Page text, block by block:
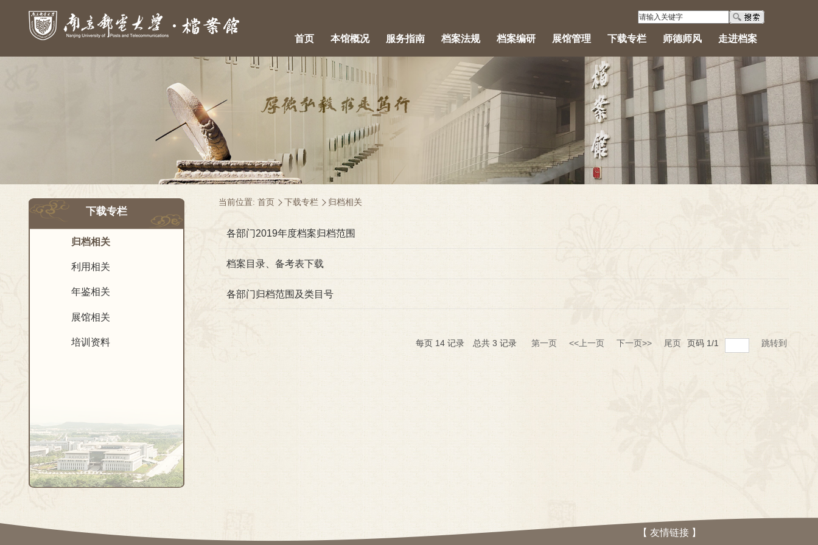
首页 本馆概况 服务指南 档案法规 档案编研 展馆管理 下载专栏 师德师风 走进档案
下载专栏
归档相关
利用相关
年鉴相关
展馆相关
培训资料
当前位置: 首页 下载专栏 归档相关
各部门2019年度档案归档范围
档案目录、备考表下载
各部门归档范围及类目号
每页 14记录 总共 3 记录 第一页 <<上一页 下一页>> 尾页 页码 1/1 跳转到
【 友情链接 】